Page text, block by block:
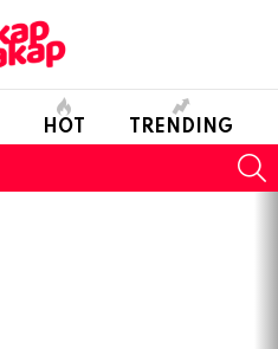
HOT TRENDING